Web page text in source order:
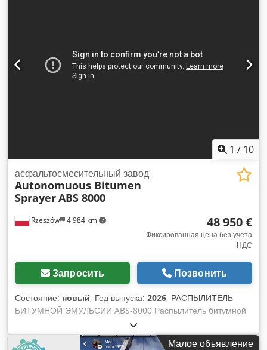
1 / 10
Rzeszów 4 984 km
асфальтосмесительный завод
Autonomuous Bitumen
SprayerABS 8000
48 950 €
Фиксированная цена без учета
НДС
Запросить Позвонить
Состояние: новый, Год выпуска: 2026, РАСПЫЛИТЕЛЬ
БИТУМНОЙ ЭМУЛЬСИИ ABS-8000 Распылитель битумной
эмульсии ABS 8000 – оптимальное оборудование для
выполнения больших объемов работ в кратчайшие сроки.
Малое объявление